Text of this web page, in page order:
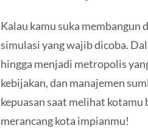
Kalau kamu suka membangun
simulasi yang wajib dicoba.
hingga menjadi metropolis
kebijakan, dan manajemen
kepuasan saat melihat
merancang kota impianmu!